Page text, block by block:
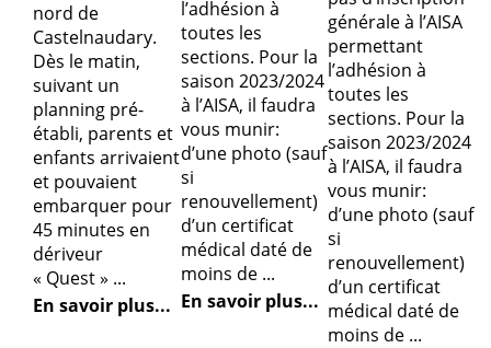
nord de
Castelnaudary.
Dès le matin,
suivant un
planning pré-
établi, parents et
enfants arrivaient
et pouvaient
embarquer pour
45 minutes en
dériveur
« Quest » ...
En savoir plus...
l’adhésion à
toutes les
sections. Pour la
saison 2023/2024
à l’AISA, il faudra
vous munir:
d’une photo (sauf
si
renouvellement)
d’un certificat
médical daté de
moins de ...
En savoir plus...
générale à l’AISA
permettant
l’adhésion à
toutes les
sections. Pour la
saison 2023/2024
à l’AISA, il faudra
vous munir:
d’une photo (sauf
si
renouvellement)
d’un certificat
médical daté de
moins de ...